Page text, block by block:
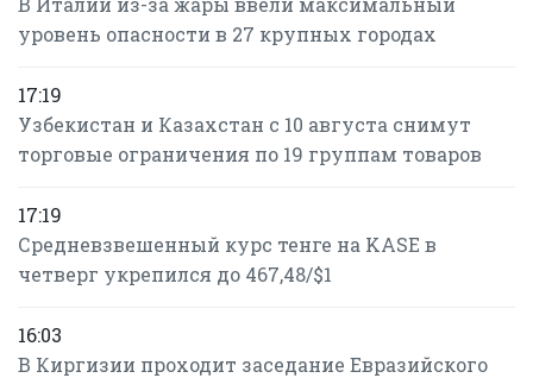
уровень опасности в 27 крупных городах
17:19
Узбекистан и Казахстан с 10 августа снимут
торговые ограничения по 19 группам товаров
17:19
Средневзвешенный курс тенге на KASE в
четверг укрепился до 467,48/$1
16:03
В Киргизии проходит заседание Евразийского